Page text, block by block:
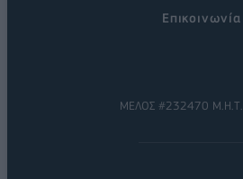
Επικοινωνία
ΜΕΛΟΣ #232470 Μ.Η.Τ.